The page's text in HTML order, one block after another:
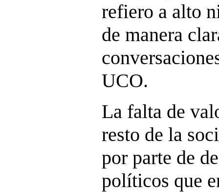
refiero a alto
de manera
UCO.
La falta de
resto de la
por parte de
políticos que